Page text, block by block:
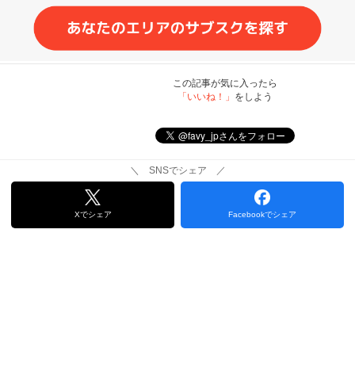
この記事が気に入ったら
「いいね！」 をしよう
＼ SNSでシェア ／
Xでシェア Facebookでシェア